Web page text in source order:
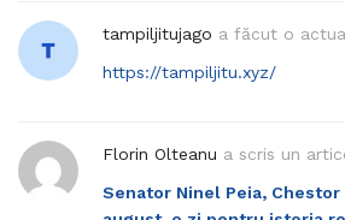
tampiljitujago a făcut o
https://tampiljitu.xyz/
Florin Olteanu a scris un
Senator Ninel Peia,